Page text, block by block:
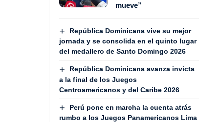
mueve”
República Dominicana vive su mejor
jornada y se consolida en el quinto lugar
del medallero de Santo Domingo 2026
República Dominicana avanza invicta
a la final de los Juegos
Centroamericanos y del Caribe 2026
Perú pone en marcha la cuenta atrás
rumbo a los Juegos Panamericanos Lima